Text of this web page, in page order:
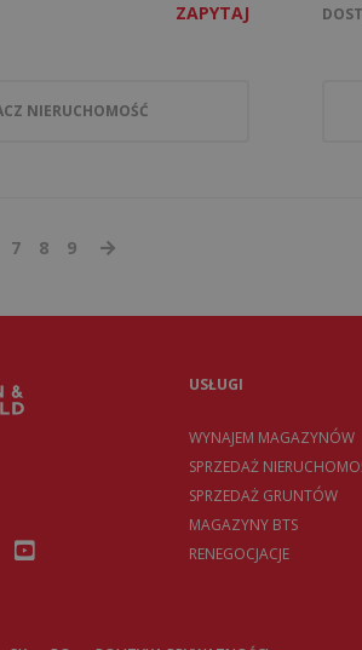
ZAPYTAJ
NIERUCHOMOŚĆ
7 8 9
USŁUGI
WYNAJEM MAGAZYNÓW
SPRZEDAŻ
SPRZEDAŻ GRUNTÓW
MAGAZYNY BTS
RENEGOCJACJE